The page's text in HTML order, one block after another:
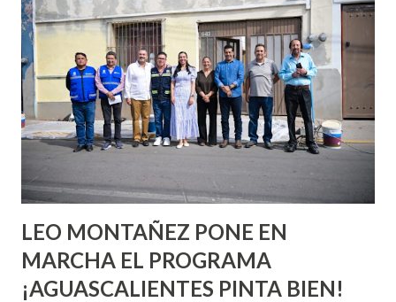
quienes ya han tenido relaciones sexuales no son expertos
o expertas en el tema. Siempre hay algo nuevo que
aprender y nuevas experiencias que conocer. Si eres una
chica y aún no has tenido relaciones sexuales, tal vez
pienses que el sexo será increíble y no puedas esperar para
experimentarlo, pero como cualquier persona con
experiencia te dirá, siempre es mejor cuando ambas partes
son suficientemen...
LEO MONTAÑEZ PONE EN
MARCHA EL PROGRAMA
¡AGUASCALIENTES PINTA BIEN!